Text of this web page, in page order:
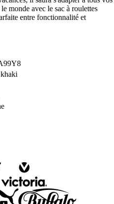
monde avec le sac à roulettes
entre fonctionnalité et